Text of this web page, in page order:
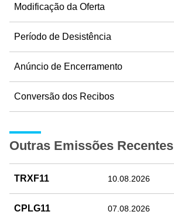
Modificação da Oferta
Período de Desistência
Anúncio de Encerramento
Conversão dos Recibos
Outras Emissões Recentes
TRXF11 10.08.2026
CPLG11 07.08.2026